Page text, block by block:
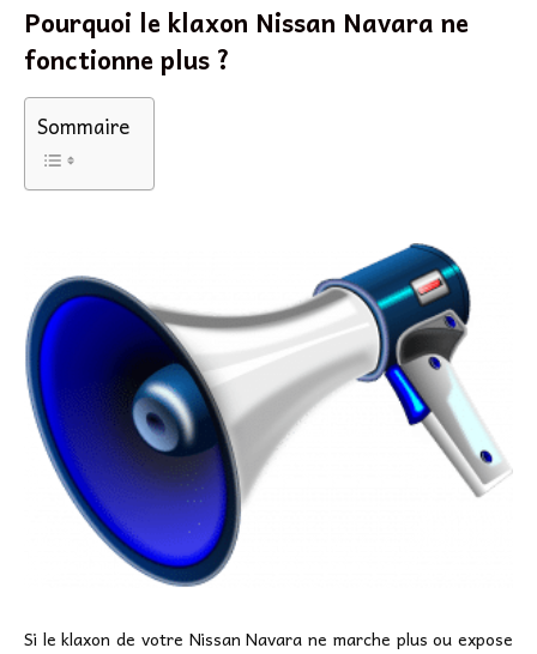
Pourquoi le klaxon Nissan Navara ne
fonctionne plus ?
Sommaire
Si le klaxon de votre Nissan Navara ne marche plus ou expose